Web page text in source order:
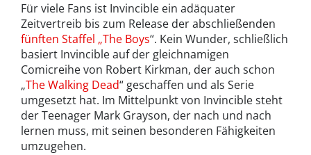
Für viele Fans ist Invincible ein adäquater
Zeitvertreib bis zum Release der abschließenden
fünften Staffel „The Boys“. Kein Wunder, schließlich
basiert Invincible auf der gleichnamigen
Comicreihe von Robert Kirkman, der auch schon
„The Walking Dead“ geschaffen und als Serie
umgesetzt hat. Im Mittelpunkt von Invincible steht
der Teenager Mark Grayson, der nach und nach
lernen muss, mit seinen besonderen Fähigkeiten
umzugehen.